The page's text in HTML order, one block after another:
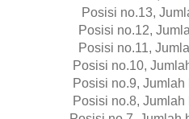
Posisi no.13,
Posisi no.12,
Posisi no.11,
Posisi no.10,
Posisi no.9,
Posisi no.8,